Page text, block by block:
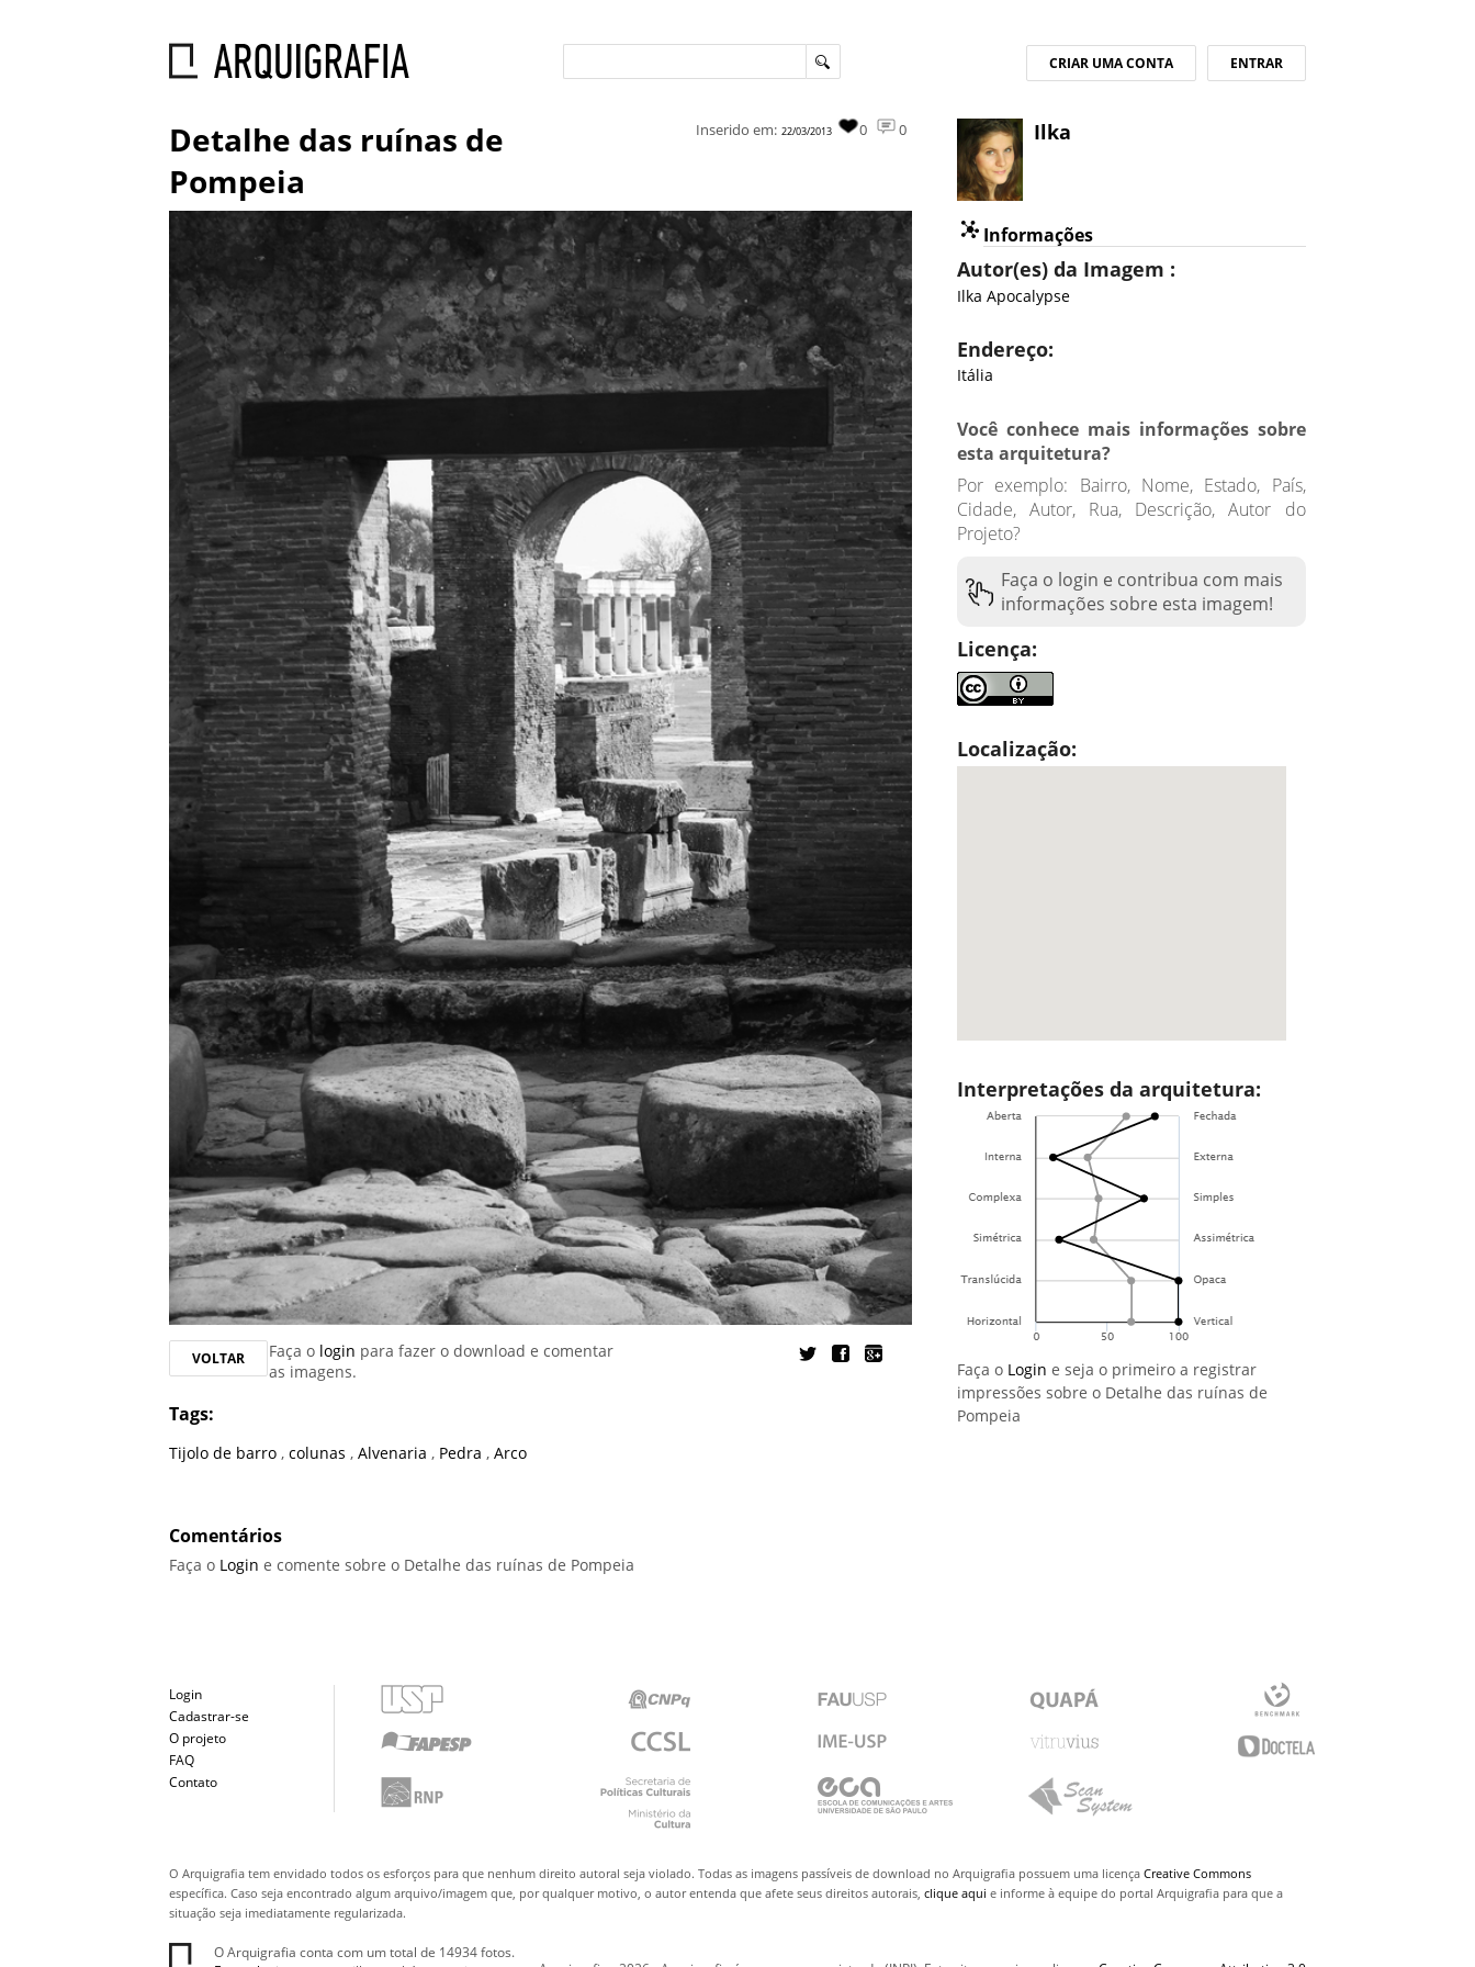
ENTRAR
CRIAR UMA CONTA
Detalhe das ruínas de
Pompeia
0
0
Inserido em: 22/03/2013
VOLTAR Faça o login para fazer o download e comentar
as imagens.
Tags:
Tijolo de barro,colunas,Alvenaria, Pedra,Arco
Comentários
Faça o Login e comente sobre o Detalhe das ruínas de Pompeia
Ilka
Informações
Autor(es) da Imagem :
Ilka Apocalypse
Endereço:
Itália
Você conhece mais informações sobre
esta arquitetura?
Por exemplo: Bairro, Nome, Estado, País,
Cidade, Autor, Rua, Descrição, Autor do
Projeto?
Faça o login e contribua com mais
informações sobre esta imagem!
Licença:
Localização:
Interpretações da arquitetura:
Faça o Login e seja o primeiro a registrar
impressões sobre o Detalhe das ruínas de
Pompeia
Login
Cadastrar-se
O projeto
FAQ
Contato
O Arquigrafia tem envidado todos os esforços para que nenhum direito autoral seja violado. Todas as imagens passíveis de download no Arquigrafia possuem uma licençaCreative Commons
específica. Caso seja encontrado algum arquivo/imagem que, por qualquer motivo, o autor entenda que afete seus direitos autorais,clique aqui e informe à equipe do portal Arquigrafia para que a
situação seja imediatamente regularizada.
O Arquigrafia conta com um total de 14934 fotos.